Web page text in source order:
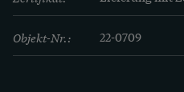
Objekt-Nr.: 22-0709